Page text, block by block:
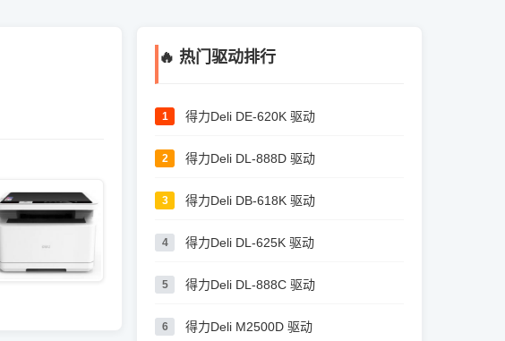
🔥 热门驱动排行
1 得力Deli DE-620K 驱动
2 得力Deli DL-888D 驱动
3 得力Deli DB-618K 驱动
4 得力Deli DL-625K 驱动
5 得力Deli DL-888C 驱动
6 得力Deli M2500D 驱动